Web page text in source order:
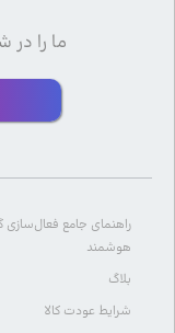
ما را در
راهنمای جامع
هوشمند
بلاگ
شرایط عودت کالا